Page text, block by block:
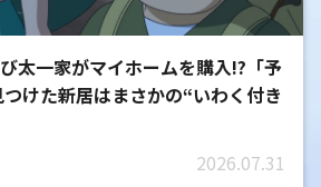
太一家がマイホームを購入!?「予
けた新居はまさかの“いわく付き
2026.07.31